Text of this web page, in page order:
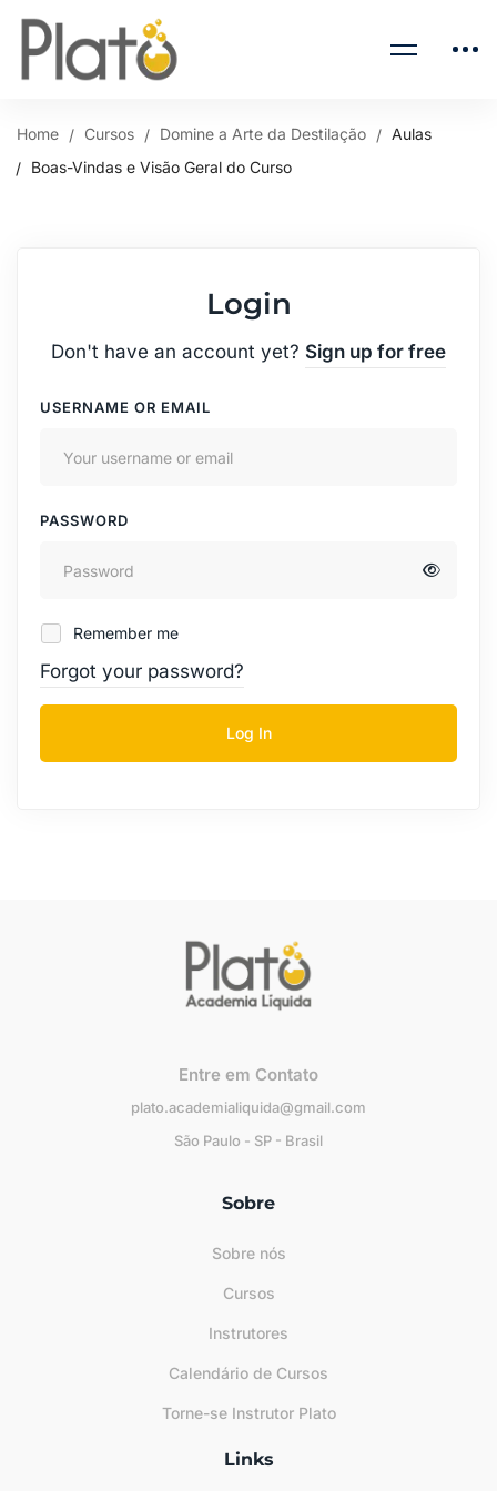
Home Cursos Domine a Arte da Destilação
Aulas
Boas-Vindas e Visão Geral do Curso
Login
Don't have an account yet? Sign up for free
USERNAME OR EMAIL
PASSWORD
Remember me
Forgot your password?
Log In
Entre em Contato
plato.academialiquida@gmail.com
São Paulo - SP - Brasil
Sobre
Sobre nós
Cursos
Instrutores
Calendário de Cursos
Torne-se Instrutor Plato
Links